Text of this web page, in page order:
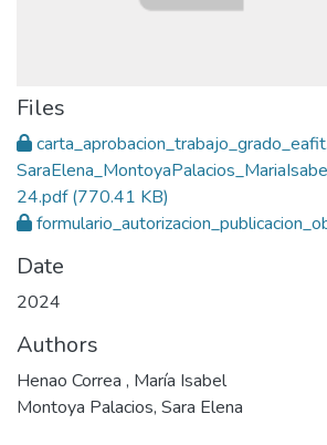
Files
24.pdf(770.41 KB)
Date
2024
Authors
Henao Correa , María Isabel
Montoya Palacios, Sara Elena